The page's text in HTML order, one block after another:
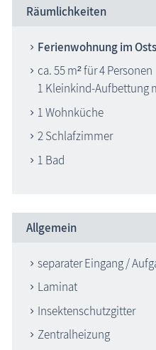
Räumlichkeiten
Ferienwohnung im
ca. 55 m² für 4 Personen
1 Kleinkind-Aufbettung
1 Wohnküche
2 Schlafzimmer
1 Bad
Allgemein
separater Eingang /
Laminat
Insektenschutzgitter
Zentralheizung